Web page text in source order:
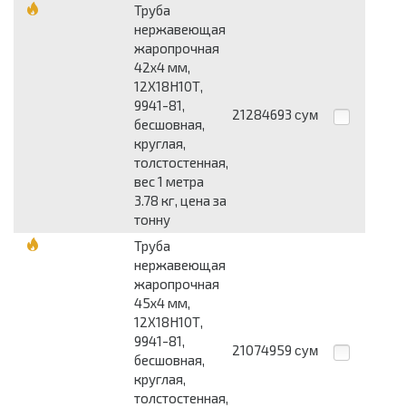
Труба
нержавеющая
жаропрочная
42x4 мм,
12Х18Н10Т,
9941-81,
бесшовная,
круглая,
толстостенная,
вес 1 метра
3.78 кг, цена за
тонну
21284693 сум
Труба
нержавеющая
жаропрочная
45x4 мм,
12Х18Н10Т,
9941-81,
бесшовная,
круглая,
толстостенная,
21074959 сум